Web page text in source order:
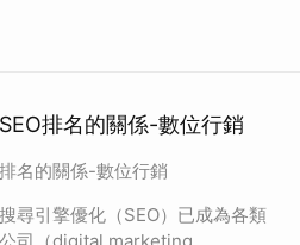
排名的關係-數位行銷
名的關係-數位行銷
尋引擎優化（SEO）已成為各類